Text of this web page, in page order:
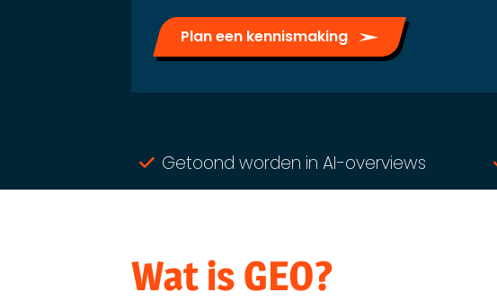
Plan een kennismaking
Getoond worden in AI-overviews
Wat is GEO?